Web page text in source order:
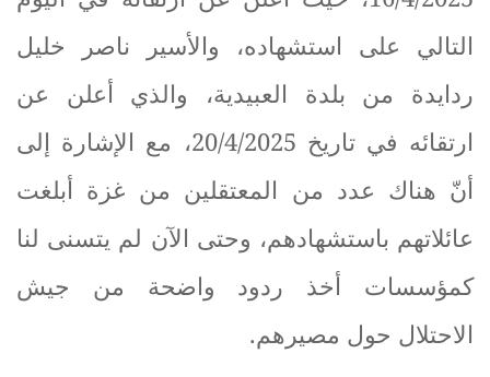
التالي على استشهاده، والأسير ناصر خليل
ردايدة من بلدة العبيدية، والذي أعلن عن
ارتقائه في تاريخ 20/4/2025، مع الإشارة إلى
أنّ هناك عدد من المعتقلين من غزة أبلغت
عائلاتهم باستشهادهم، وحتى الآن لم يتسنى لنا
كمؤسسات أخذ ردود واضحة من جيش
الاحتلال حول مصيرهم.